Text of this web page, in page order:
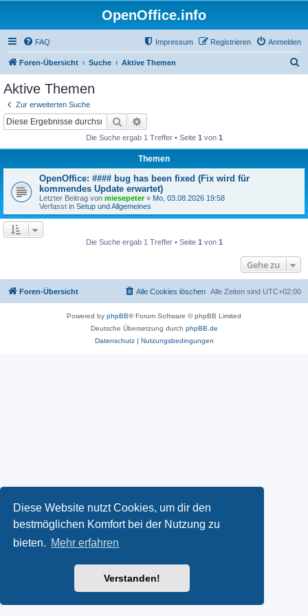
Diese Website nutzt Cookies, um dir den
bestmöglichen Komfort bei der Nutzung zu
bieten. Mehr erfahren
Verstanden!
OpenOffice.info
FAQ Anmelden
Registrieren
Impressum
Foren-Übersicht Suche Aktive Themen
Aktive Themen
Zur erweiterten Suche
Suche
Die Suche ergab 1 Treffer • Seite 1 von 1
Themen
OpenOffice: #### bug has been fixed (Fix wird für
kommendes Update erwartet)
Letzter Beitrag von miesepeter« Mo, 03.08.2026 19:58
Verfasst in Setup und Allgemeines
Die Suche ergab 1 Treffer • Seite 1 von 1
Gehe zu
Foren-Übersicht Alle Zeiten sind UTC+02:00
Alle Cookies löschen
Powered by phpBB® Forum Software © phpBB Limited
Deutsche Übersetzung durch phpBB.de
Datenschutz| Nutzungsbedingungen